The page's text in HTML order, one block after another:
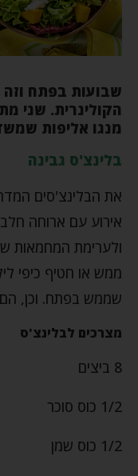
שבועות בפתח
הקולינרית. שני
מנגו אליפות
בלינצ'ס גבינה
את הבלינצ'סים
אירוע עם ארוחה
ולערימת המחמאות
ממש או חטיף כיפי
שממש בפתח. וכן, הם
מצרכים לבלינצ'ס
8 ביצים
1/2 כוס סוכר
1/2 כוס שמן